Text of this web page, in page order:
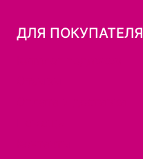
ДЛЯ ПОКУПАТЕЛЯ